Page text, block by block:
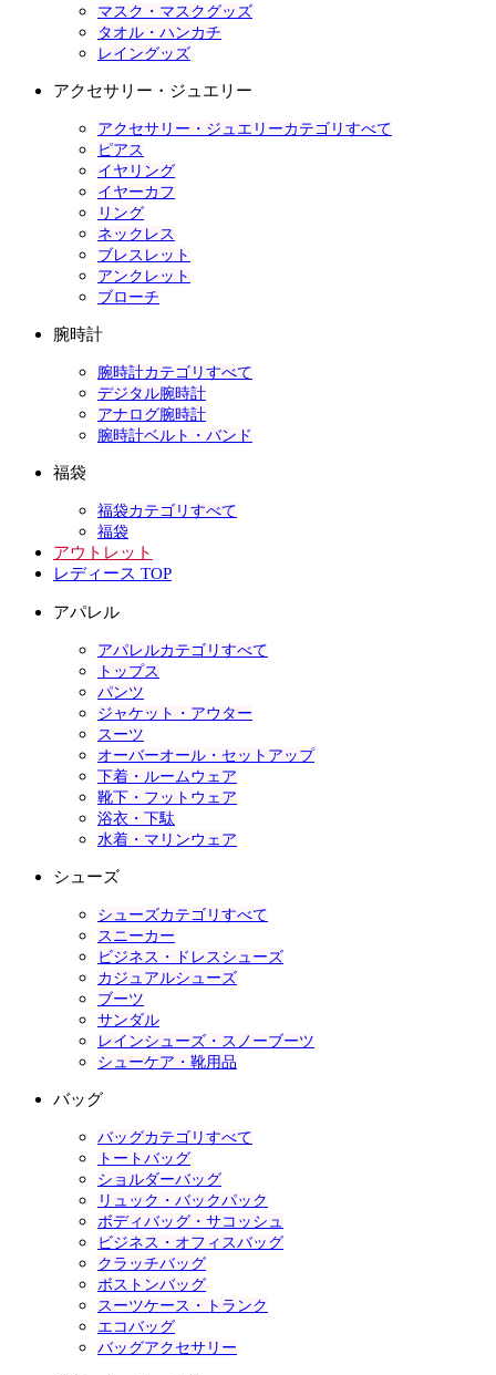
マスク・マスクグッズ
タオル・ハンカチ
レイングッズ
アクセサリー・ジュエリー
アクセサリー・ジュエリーカテゴリすべて
ピアス
イヤリング
イヤーカフ
リング
ネックレス
ブレスレット
アンクレット
ブローチ
腕時計
腕時計カテゴリすべて
デジタル腕時計
アナログ腕時計
腕時計ベルト・バンド
福袋
福袋カテゴリすべて
福袋
アウトレット
レディース TOP
アパレル
アパレルカテゴリすべて
トップス
パンツ
ジャケット・アウター
スーツ
オーバーオール・セットアップ
下着・ルームウェア
靴下・フットウェア
浴衣・下駄
水着・マリンウェア
シューズ
シューズカテゴリすべて
スニーカー
ビジネス・ドレスシューズ
カジュアルシューズ
ブーツ
サンダル
レインシューズ・スノーブーツ
シューケア・靴用品
バッグ
バッグカテゴリすべて
トートバッグ
ショルダーバッグ
リュック・バックパック
ボディバッグ・サコッシュ
ビジネス・オフィスバッグ
クラッチバッグ
ボストンバッグ
スーツケース・トランク
エコバッグ
バッグアクセサリー